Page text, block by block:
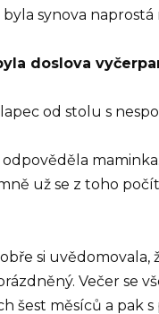
synova
doslova
od stolu s
maminka.
už se z toho
si
Večer se
šest měsíců a pak